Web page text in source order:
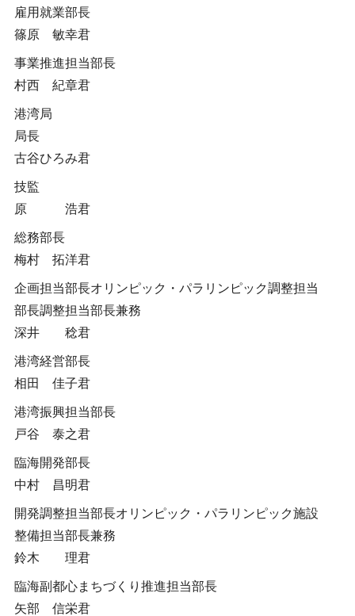
雇用就業部長
篠原 敏幸君
事業推進担当部長
村西 紀章君
港湾局
局長
古谷ひろみ君
技監
原 浩君
総務部長
梅村 拓洋君
企画担当部長オリンピック・パラリンピック調整担当
部長調整担当部長兼務
深井 稔君
港湾経営部長
相田 佳子君
港湾振興担当部長
戸谷 泰之君
臨海開発部長
中村 昌明君
開発調整担当部長オリンピック・パラリンピック施設
整備担当部長兼務
鈴木 理君
臨海副都心まちづくり推進担当部長
矢部 信栄君